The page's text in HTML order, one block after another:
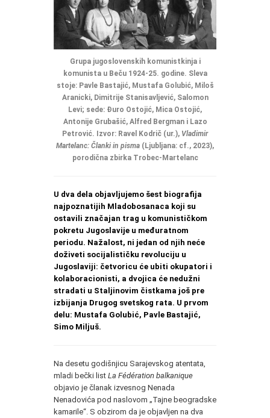
Grupa jugoslovenskih komunistkinja i
komunista u Beču 1924-25. godine. Sleva
stoje: Pavle Bastajić, Mustafa Golubić, Miloš
Aranicki, Dimitrije Stanisavljević, Salomon
Levi; sede: Đuro Ostojić, Mica Ostojić,
Antonije Grubašić, Alfred Bergman i Lazo
Petrović. Izvor: Ravel Kodrič (ur.), Vladimir
Martelanc: Članki in pisma (Ljubljana: cf., 2023),
porodična zbirka Trobec-Martelanc
U dva dela objavljujemo šest biografija
najpoznatijih Mladobosanaca koji su
ostavili značajan trag u komunističkom
pokretu Jugoslavije u međuratnom
periodu. Nažalost, ni jedan od njih neće
doživeti socijalističku revoluciju u
Jugoslaviji: četvoricu će ubiti okupatori i
kolaboracionisti, a dvojica će nedužni
stradati u Staljinovim čistkama još pre
izbijanja Drugog svetskog rata. U prvom
delu: Mustafa Golubić, Pavle Bastajić,
Simo Miljuš.
Na desetu godišnjicu Sarajevskog atentata,
mladi bečki list La Fédération balkanique
objavio je članak izvesnog Nenada
Nenadovića pod naslovom „Tajne beogradske
kamarile“. S obzirom da je objavljen na dva